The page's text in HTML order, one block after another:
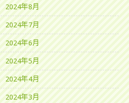
2024年8月
2024年7月
2024年6月
2024年5月
2024年4月
2024年3月